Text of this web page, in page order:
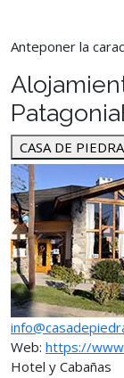
Anteponer la
CASA DE
Web: https://
Hotel y Cabañas